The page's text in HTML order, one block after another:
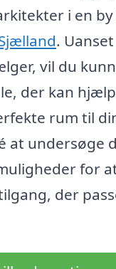
i en by
.
vil du
der kan
rum til
at undersøge
for
der